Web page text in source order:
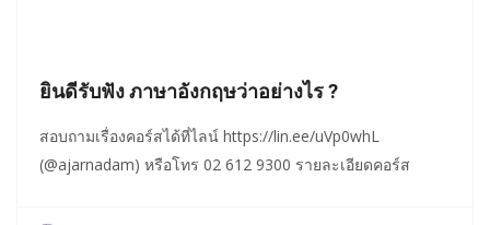
ยินดีรับฟัง ภาษาอังกฤษว่าอย่างไร ?
สอบถามเรื่องคอร์สได้ที่ไลน์ https://lin.ee/uVp0whL
(@ajarnadam) หรือโทร 02 612 9300 รายละเอียดคอร์ส